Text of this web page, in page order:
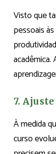
Visto que
pessoais
7.
À medida
curso